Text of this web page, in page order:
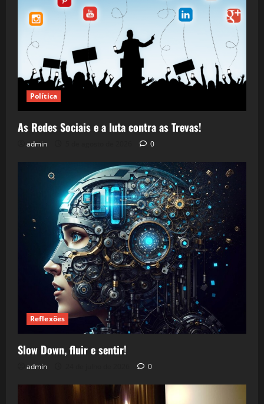
Política
As Redes Sociais e a luta contra as Trevas!
admin 0
Reflexões
Slow Down, fluir e sentir!
admin 0